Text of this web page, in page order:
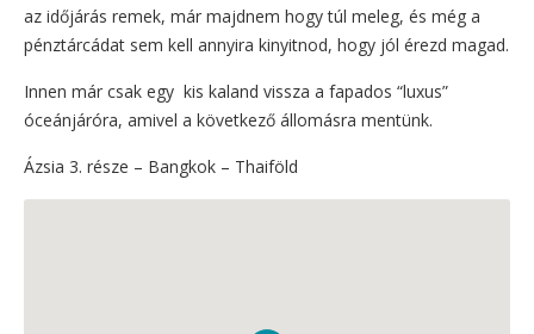
az időjárás remek, már majdnem hogy túl meleg, és még a
pénztárcádat sem kell annyira kinyitnod, hogy jól érezd magad.
Innen már csak egy kis kaland vissza a fapados “luxus”
óceánjáróra, amivel a következő állomásra mentünk.
Ázsia 3. része – Bangkok – Thaiföld